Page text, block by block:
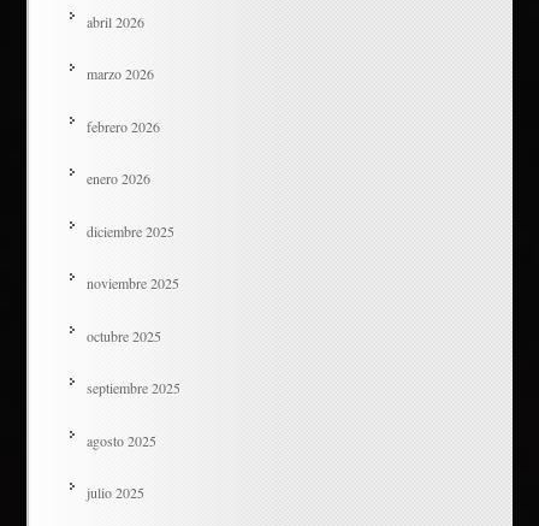
abril 2026
marzo 2026
febrero 2026
enero 2026
diciembre 2025
noviembre 2025
octubre 2025
septiembre 2025
agosto 2025
julio 2025